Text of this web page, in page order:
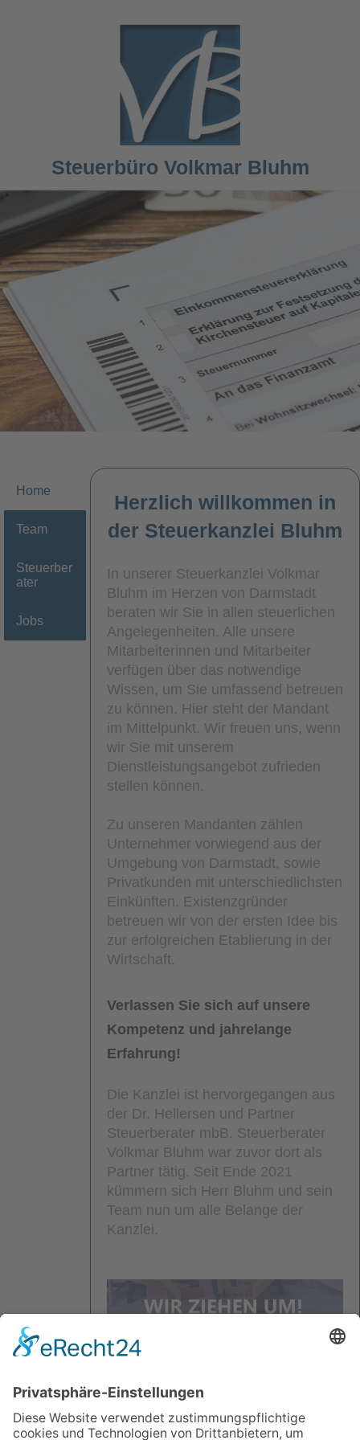
Steuerbüro Volkmar Bluhm
Home
Team
Steuerber
ater
Jobs
Herzlich willkommen in
der Steuerkanzlei Bluhm
In unserer Steuerkanzlei Volkmar
Bluhm im Herzen von Darmstadt
beraten wir Sie in allen steuerlichen
Angelegenheiten. Alle unsere
Mitarbeiterinnen und Mitarbeiter
verfügen über das notwendige
Wissen, um Sie umfassend betreuen
zu können. Hier steht der Mandant
im Mittelpunkt. Wir freuen uns, wenn
wir Sie mit unserem
Dienstleistungsangebot zufrieden
stellen können.
Zu unseren Mandanten zählen
Unternehmer vorwiegend aus der
Umgebung von Darmstadt, sowie
Privatkunden mit unterschiedlichsten
Einkünften. Existenzgründer
betreuen wir von der ersten Idee bis
zur erfolgreichen Etablierung in der
Wirtschaft.
Verlassen Sie sich auf unsere
Kompetenz und jahrelange
Erfahrung!
Die Kanzlei ist hervorgegangen aus
der Dr. Hellersen und Partner
Steuerberater mbB. Steuerberater
Volkmar Bluhm war zuvor dort als
Partner tätig. Seit Ende 2021
kümmern sich Herr Bluhm und sein
Team nun um alle Belange der
Kanzlei.